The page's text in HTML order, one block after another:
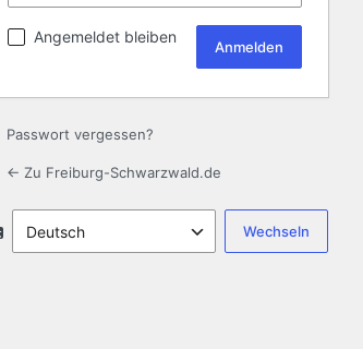
Angemeldet bleiben
Passwort vergessen?
← Zu Freiburg-Schwarzwald.de
Sprache